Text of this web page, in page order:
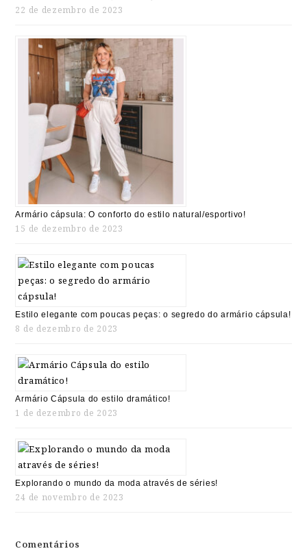
22 de dezembro de 2023
Armário cápsula: O conforto do estilo natural/esportivo!
15 de dezembro de 2023
Estilo elegante com poucas peças: o segredo do armário cápsula!
8 de dezembro de 2023
Armário Cápsula do estilo dramático!
1 de dezembro de 2023
Explorando o mundo da moda através de séries!
24 de novembro de 2023
Comentários